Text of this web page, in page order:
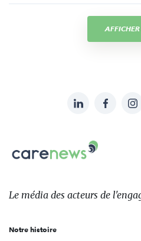
sur:
LinkedIn
Carenews,
Le
des
l'engagement
Le média des acteurs de
Notre histoire